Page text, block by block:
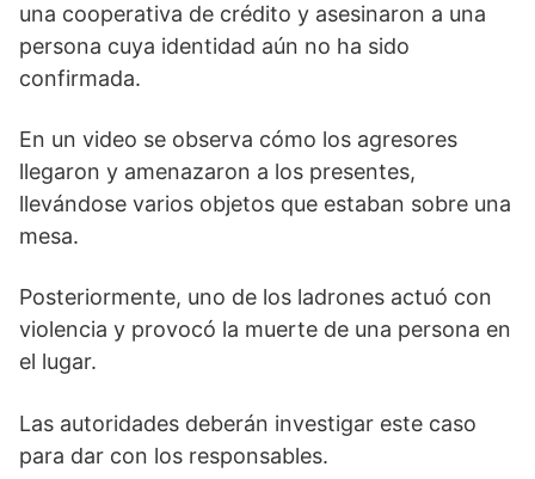
una cooperativa de crédito y asesinaron a una
persona cuya identidad aún no ha sido
confirmada.
En un video se observa cómo los agresores
llegaron y amenazaron a los presentes,
llevándose varios objetos que estaban sobre una
mesa.
Posteriormente, uno de los ladrones actuó con
violencia y provocó la muerte de una persona en
el lugar.
Las autoridades deberán investigar este caso
para dar con los responsables.